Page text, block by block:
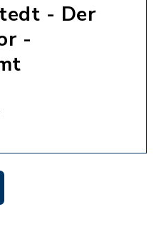
- Der
-